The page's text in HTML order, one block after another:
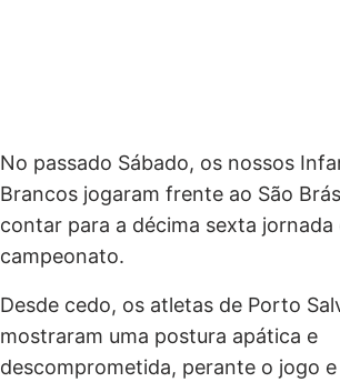
No passado Sábado, os nossos
Brancos jogaram frente ao São
contar para a décima sexta jornada
campeonato.
Desde cedo, os atletas de Porto
mostraram uma postura apática e
descomprometida, perante o jogo e